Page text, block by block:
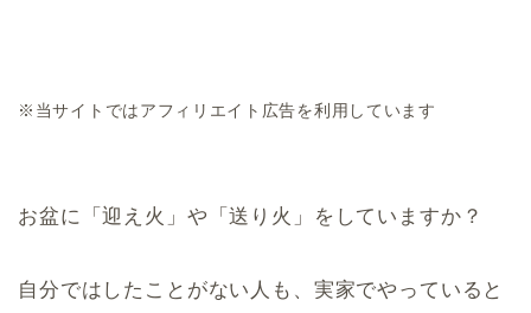
※当サイトではアフィリエイト広告を利用しています
お盆に「迎え火」や「送り火」をしていますか？
自分ではしたことがない人も、実家でやっていると